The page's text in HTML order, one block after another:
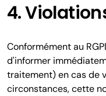
4.
Conformément au
d'informer
traitement) en cas de
circonstances, cette